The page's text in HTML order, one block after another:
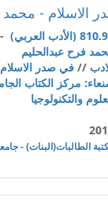
الاسلام -
(الأدب العربي)
فرح عبدالحليم
// في صدر الاسلام
مركز الكتاب
والتكنولوجيا
الطالبات(البنات) -